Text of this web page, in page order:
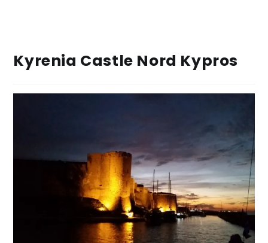
Kyrenia Castle Nord Kypros